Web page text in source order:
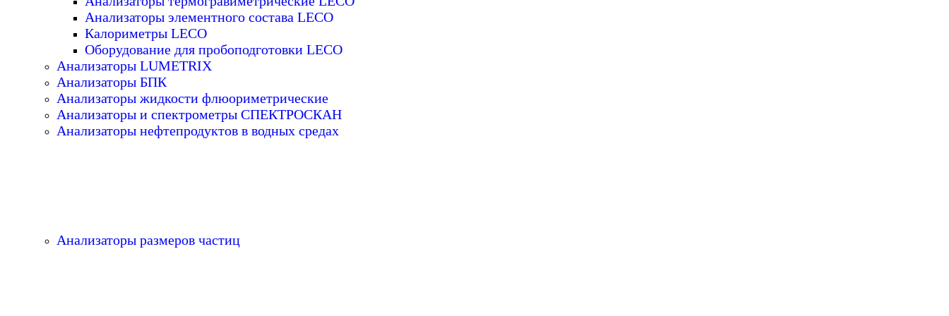
Анализаторы элементного состава LECO
Калориметры LECO
Оборудование для пробоподготовки LECO
Анализаторы LUMETRIX
Анализаторы БПК
Анализаторы жидкости флюориметрические
Анализаторы и спектрометры СПЕКТРОСКАН
Анализаторы нефтепродуктов в водных средах
Анализаторы размеров частиц